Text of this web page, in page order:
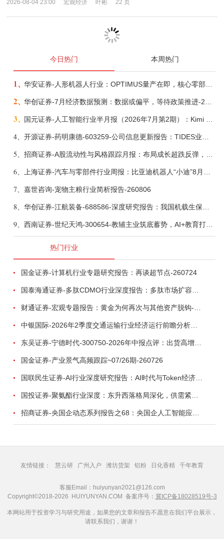
2026-08-04 23:00 宏观经济 叶彬 22 页
今日热门 本周热门
1、
2、
3、
4、
5、
6、
7、 嘉世咨询-宠物主粮行业简析报告-260806
8、
9、 西南证券-世纪天鸿-300654-教辅主业筑底蓄势，AI+教育打开第二曲线-260729
热门行业
国金证券-计算机行业专题研究报告：再谈超节点-260724
中银国际-2026年2季度交通运输行业经济运行前瞻分析：地缘冲突致航运和航空景气度分化，交通基础设施板块总体呈现稳健特征-260724
东吴证券-宁德时代-300750-2026年中报点评：出货高增业绩稳健，回购彰显龙头信心-260726
国金证券-产业景气高频跟踪~07/26期-260726
国联民生证券-AI行业深度研究报告：AI时代与Token经济，从技术符号到数字石油-260801
友情链接： 慧云研 广州入户 潍坊货架 铝粉 日化香精 千年教育
客服Email：huiyunyan2021@126.com
Copyright©2018-2026 HUIYUNYAN.COM 备案序号： 冀ICP备18028519号-3
本网站用于投资学习与研究用途，如果您的文章和报告不愿意在我们平台展示，
请联系我们，谢谢！